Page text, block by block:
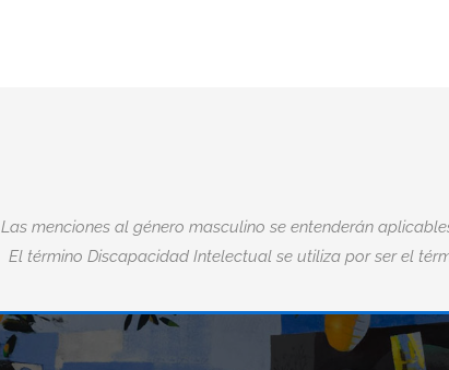
Las menciones al género masculino se entenderán
El término Discapacidad Intelectual se utiliza por ser el